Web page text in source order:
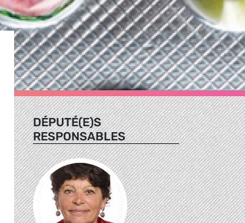
DÉPUTÉ(E)S
RESPONSABLES